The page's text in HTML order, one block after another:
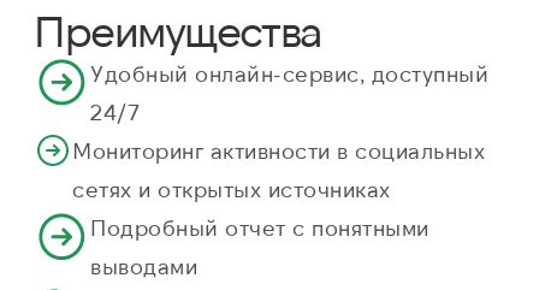
Преимущества
Удобный онлайн-сервис, доступный
24/7
Мониторинг активности в социальных
сетях и открытых источниках
Подробный отчет с понятными
выводами